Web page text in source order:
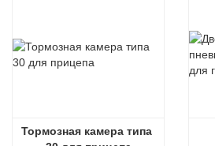
Тормозная камера типа